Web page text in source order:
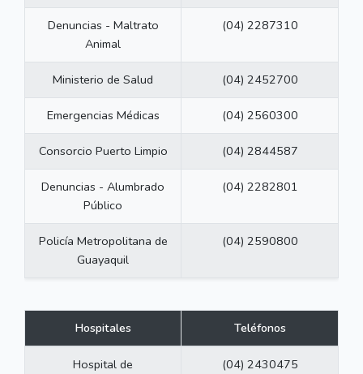
Denuncias - Maltrato
Animal
(04) 2287310
Ministerio de Salud (04) 2452700
Emergencias Médicas (04) 2560300
Consorcio Puerto Limpio (04) 2844587
Denuncias - Alumbrado
Público
(04) 2282801
Policía Metropolitana de
Guayaquil
(04) 2590800
Hospitales Teléfonos
Hospital de
(04) 2430475